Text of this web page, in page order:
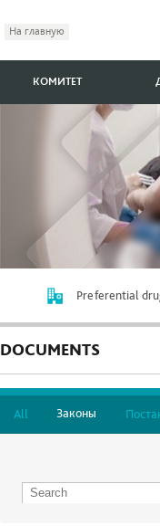
На главную
КОМИТЕТ
Preferential
DOCUMENTS
All Законы